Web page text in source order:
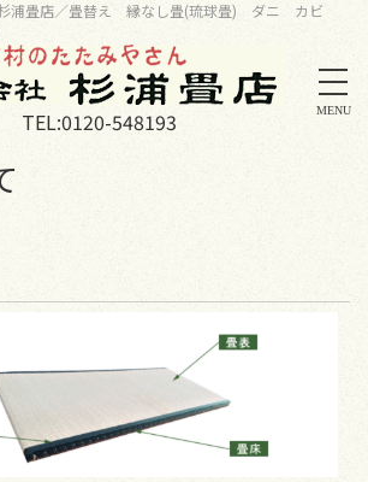
浦畳店／畳替え 縁なし畳(琉球畳) ダニ カビ
MENU
TEL:0120-548193